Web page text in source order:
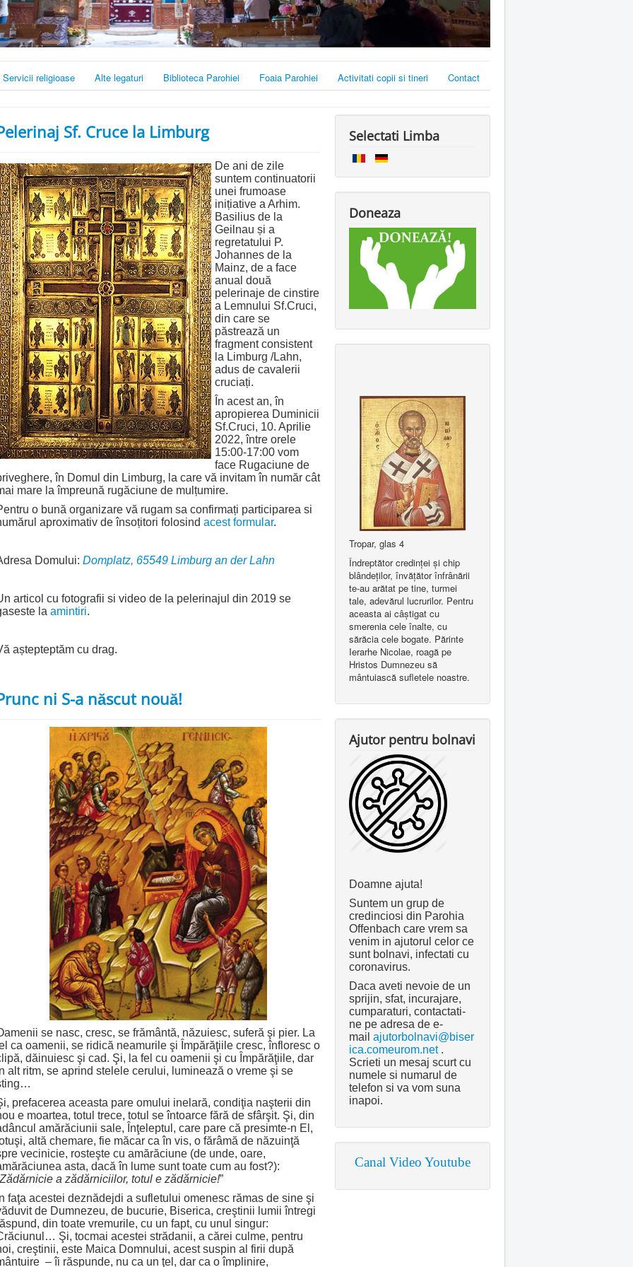
Servicii religioase Alte legaturi Biblioteca Parohiei Foaia Parohiei Activitati copii si tineri Contact
Sf. Cruce la Limburg
De ani de zile
suntem continuatorii
unei frumoase
inițiative a Arhim.
Basilius de la
Geilnau și a
regretatului P.
Johannes de la
Mainz, de a face
anual două
pelerinaje de cinstire
a Lemnului Sf.Cruci,
din care se
păstrează un
fragment consistent
la Limburg /Lahn,
adus de cavalerii
cruciați.
În acest an, în
apropierea Duminicii
Sf.Cruci, 10. Aprilie
2022, între orele
15:00-17:00 vom
face Rugaciune de
în Domul din Limburg, la care vă invitam în număr cât
mare la împreună rugăciune de mulțumire.
o bună organizare vă rugam sa confirmați participarea si
aproximativ de însoțitori folosind acest formular.
Domului: Domplatz, 65549 Limburg an der Lahn
articol cu fotografii si video de la pelerinajul din 2019 se
la amintiri.
aștepteptăm cu drag.
ni S-a născut nouă!
se nasc, cresc, se frământă, năzuiesc, suferă şi pier. La
ca oamenii, se ridică neamurile şi Împărăţiile cresc, înfloresc o
dăinuiesc şi cad. Şi, la fel cu oamenii şi cu Împărăţiile, dar
alt ritm, se aprind stelele cerului, luminează o vreme şi se
prefacerea aceasta pare omului inelară, condiţia naşterii din
e moartea, totul trece, totul se întoarce fără de sfârşit. Şi, din
amărăciunii sale, Înţeleptul, care pare că presimte-n El,
altă chemare, fie măcar ca în vis, o fărâmă de năzuinţă
vecinicie, rosteşte cu amărăciune (de unde, oare,
asta, dacă în lume sunt toate cum au fost?):
Zădărnicie a zădărniciilor, totul e zădărnicie!”
faţa acestei deznădejdi a sufletului omenesc rămas de sine şi
de Dumnezeu, de bucurie, Biserica, creştinii lumii întregi
din toate vremurile, cu un fapt, cu unul singur:
Şi, tocmai acestei strădanii, a cărei culme, pentru
creştinii, este Maica Domnului, acest suspin al firii după
– îi răspunde, nu ca un ţel, dar ca o împlinire,
Selectati Limba
Doneaza
Tropar, glas 4
Îndreptător credinţei şi chip
blândeţilor, învăţător înfrânării
te-au arătat pe tine, turmei
tale, adevărul lucrurilor. Pentru
aceasta ai câştigat cu
smerenia cele înalte, cu
sărăcia cele bogate. Părinte
Ierarhe Nicolae, roagă pe
Hristos Dumnezeu să
mântuiască sufletele noastre.
Ajutor pentru bolnavi
Doamne ajuta!
Suntem un grup de
credinciosi din Parohia
Offenbach care vrem sa
venim in ajutorul celor ce
sunt bolnavi, infectati cu
coronavirus.
Daca aveti nevoie de un
sprijin, sfat, incurajare,
cumparaturi, contactati-
ne pe adresa de e-
mail ajutorbolnavi@biser
ica.comeurom.net.
Scrieti un mesaj scurt cu
numele si numarul de
telefon si va vom suna
inapoi.
Canal Video Youtube